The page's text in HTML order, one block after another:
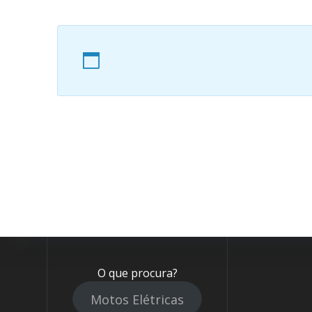
O que procura?
Motos Elétricas